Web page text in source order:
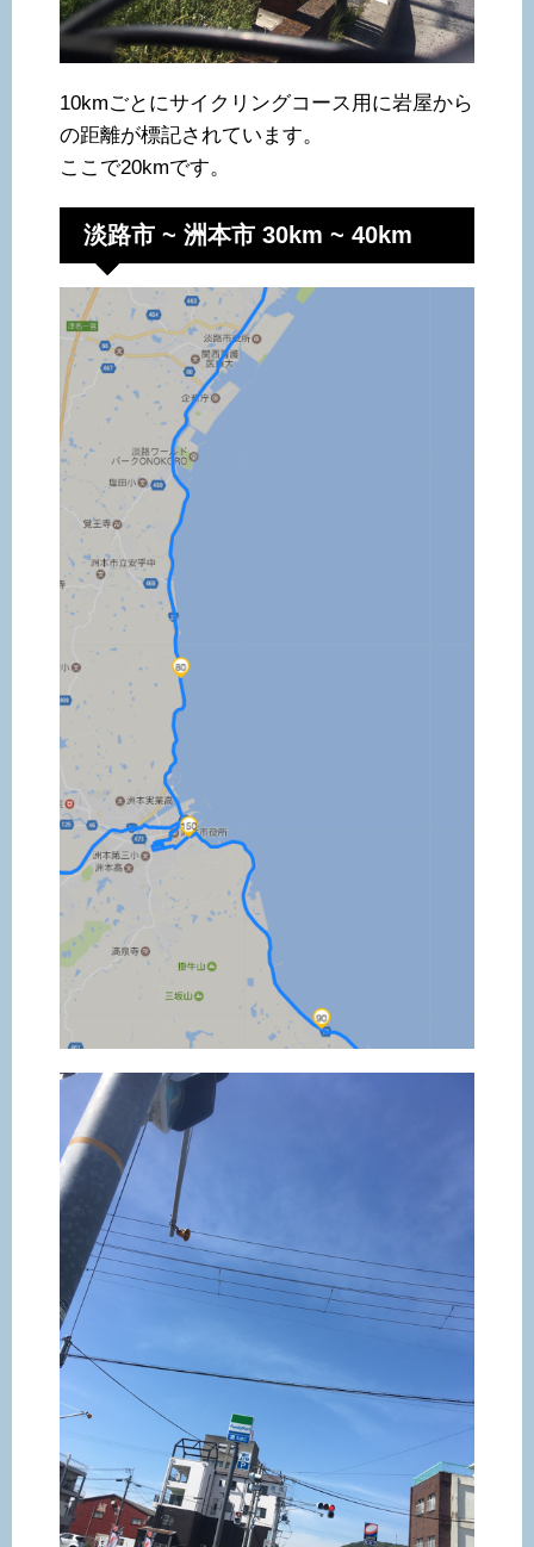
10kmごとにサイクリングコース用に岩屋から
の距離が標記されています。
ここで20kmです。
淡路市 ~ 洲本市 30km ~ 40km